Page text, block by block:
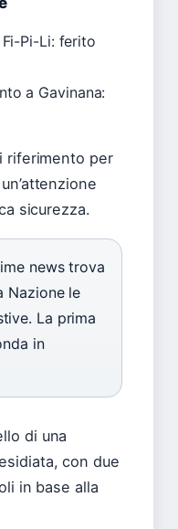
Pi-Li: ferito
a Gavinana:
riferimento per
sicurezza.
news trova
Nazione le
La prima
in
di una
con due
in base alla